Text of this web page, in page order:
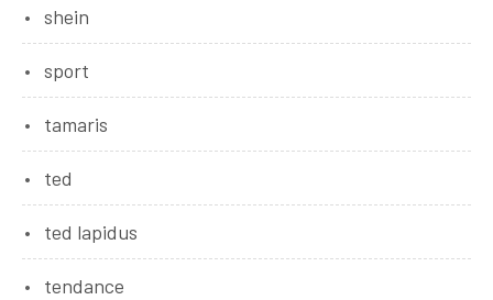
shein
sport
tamaris
ted
ted lapidus
tendance